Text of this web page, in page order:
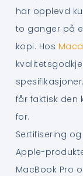
har opplevd
to ganger på
kopi. Hos
får faktisk den
for.
Sertifisering
Apple-
MacBook Pro